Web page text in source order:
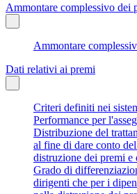
Ammontare complessivo dei
Ammontare
Dati relativi ai premi
Criteri definiti nei
Performance per
Distribuzione del
al fine di dare conto
distruzione dei premi
Grado di
dirigenti che per i